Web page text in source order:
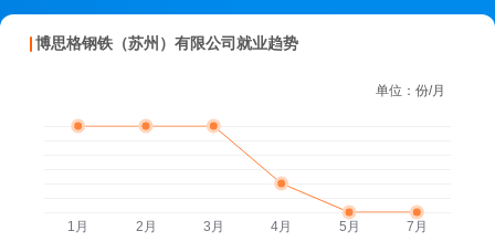
博思格钢铁（苏州）有限公司就业趋势